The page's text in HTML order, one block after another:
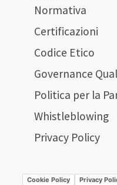
Normativa
Certificazioni
Codice Etico
Governance
Politica per la
Whistleblowing
Privacy Policy
Cookie Policy Privacy